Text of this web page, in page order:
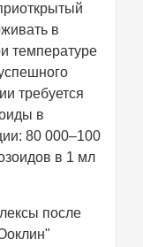
в
температуре
требуется
в
80 000–100
в 1 мл
после